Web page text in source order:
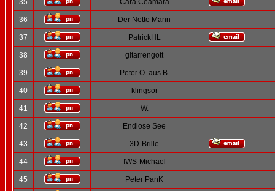
35 Cara Ceamara
36 Der Nette Mann
37 PatrickHL
38 gitarrengott
39 Peter O. aus B.
40 klingsor
41 W.
42 Endlose See
43 3D-Brille
44 IWS-Michael
45 Peter PanK